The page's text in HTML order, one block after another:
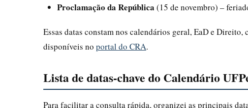
Proclamação da República (15 de novembro) –
Essas datas constam nos calendários geral, EaD e
disponíveis no portal do CRA.
Lista de datas-chave do Calendário
Para facilitar a consulta rápida, organizei as principais